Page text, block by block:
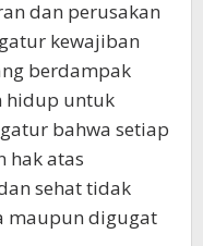
dan perusakan
kewajiban
berdampak
hidup untuk
bahwa setiap
hak atas
sehat tidak
maupun digugat